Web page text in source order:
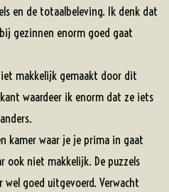
en de totaalbeleving. Ik denk dat
gezinnen enorm goed gaat
makkelijk gemaakt door dit
waardeer ik enorm dat ze iets
kamer waar je je prima in gaat
ook niet makkelijk. De puzzels
goed uitgevoerd. Verwacht